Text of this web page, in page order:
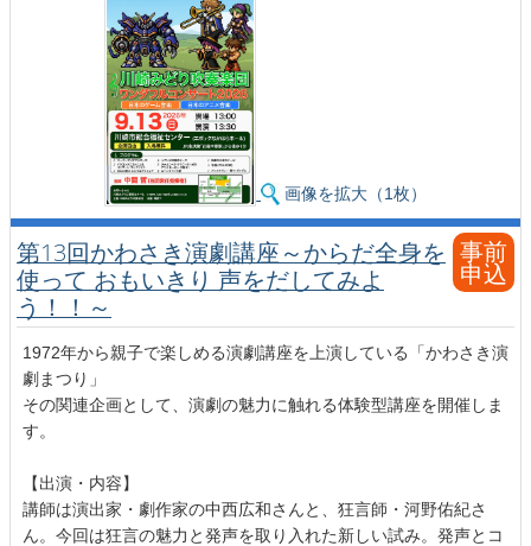
画像を拡大（1枚）
事前
申込
第13回かわさき演劇講座～からだ全身を
使って おもいきり 声をだしてみよ
う！！～
1972年から親子で楽しめる演劇講座を上演している「かわさき演
劇まつり」
その関連企画として、演劇の魅力に触れる体験型講座を開催しま
す。
【出演・内容】
講師は演出家・劇作家の中西広和さんと、狂言師・河野佑紀さ
ん。今回は狂言の魅力と発声を取り入れた新しい試み。発声とコ